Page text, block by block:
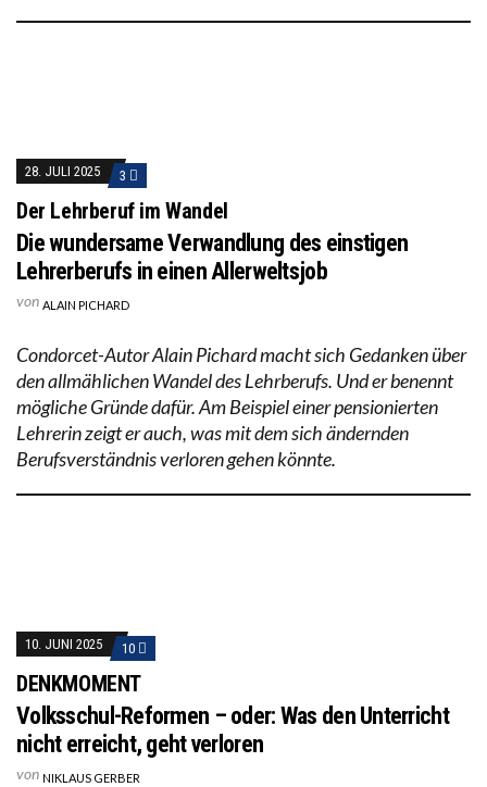
28. JULI 2025 3
Der Lehrberuf im Wandel
Die wundersame Verwandlung des einstigen
Lehrerberufs in einen Allerweltsjob
von ALAIN PICHARD
Condorcet-Autor Alain Pichard macht sich Gedanken über
den allmählichen Wandel des Lehrberufs. Und er benennt
mögliche Gründe dafür. Am Beispiel einer pensionierten
Lehrerin zeigt er auch, was mit dem sich ändernden
Berufsverständnis verloren gehen könnte.
10. JUNI 2025 10
DENKMOMENT
Volksschul-Reformen – oder: Was den Unterricht
nicht erreicht, geht verloren
von NIKLAUS GERBER